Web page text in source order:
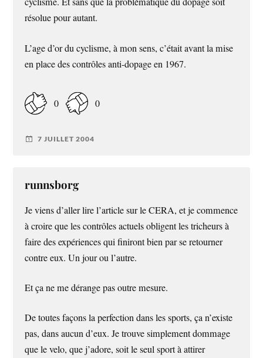
résolue pour autant.
L’age d’or du cyclisme, à mon sens, c’était avant la mise
en place des contrôles anti-dopage en 1967.
0 0
7 JUILLET 2004
runnsborg
Je viens d’aller lire l’article sur le CERA, et je commence
à croire que les contrôles actuels obligent les tricheurs à
faire des expériences qui finiront bien par se retourner
contre eux. Un jour ou l’autre.
Et ça ne me dérange pas outre mesure.
De toutes façons la perfection dans les sports, ça n’existe
pas, dans aucun d’eux. Je trouve simplement dommage
que le velo, que j’adore, soit le seul sport à attirer